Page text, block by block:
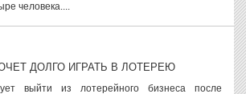
человека....
ДОЛГО ИГРАТЬ В ЛОТЕРЕЮ
выйти из лотерейного бизнеса после